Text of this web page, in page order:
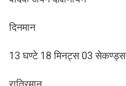
दिनमान
13 घण्टे 18 मिनट्स 03 सेकण्ड्स